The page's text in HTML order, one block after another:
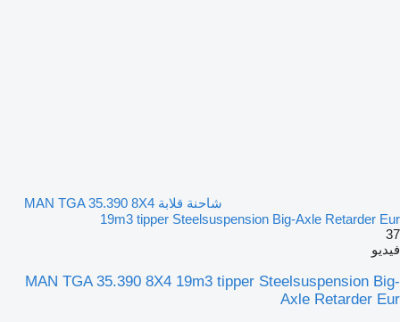
شاحنة قلابة MAN TGA 35.390 8X4
19m3 tipper Steelsuspension Big-Axle Retarder Eur
37
فيديو
MAN TGA 35.390 8X4 19m3 tipper Steelsuspension Big-
Axle Retarder Eur